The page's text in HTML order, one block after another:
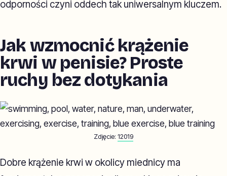
odporności czyni oddech tak uniwersalnym kluczem.
Jak wzmocnić krążenie
krwi w penisie? Proste
ruchy bez dotykania
Zdjęcie: 12019
Dobre krążenie krwi w okolicy miednicy ma